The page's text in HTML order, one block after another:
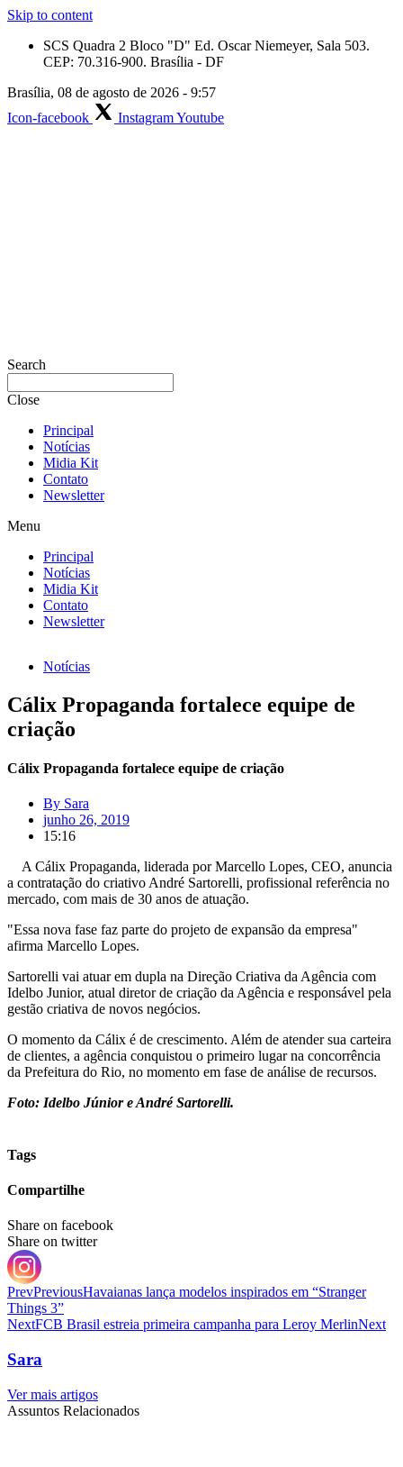
Skip to content
SCS Quadra 2 Bloco "D" Ed. Oscar Niemeyer, Sala 503.
CEP: 70.316-900. Brasília - DF
Brasília, 08 de agosto de 2026 - 9:57
Icon-facebook
InstagramYoutube
Search
Close
Principal
Notícias
Midia Kit
Contato
Newsletter
Menu
Principal
Notícias
Midia Kit
Contato
Newsletter
Notícias
Cálix Propaganda fortalece equipe de
criação
Cálix Propaganda fortalece equipe de criação
By Sara
junho 26, 2019
15:16
A Cálix Propaganda, liderada por Marcello Lopes, CEO, anuncia
a contratação do criativo André Sartorelli, profissional referência no
mercado, com mais de 30 anos de atuação.
"Essa nova fase faz parte do projeto de expansão da empresa"
afirma Marcello Lopes.
Sartorelli vai atuar em dupla na Direção Criativa da Agência com
Idelbo Junior, atual diretor de criação da Agência e responsável pela
gestão criativa de novos negócios.
O momento da Cálix é de crescimento. Além de atender sua carteira
de clientes, a agência conquistou o primeiro lugar na concorrência
da Prefeitura do Rio, no momento em fase de análise de recursos.
Foto: Idelbo Júnior e André Sartorelli.
Tags
Compartilhe
Share on facebook
Share on twitter
PrevPreviousHavaianas lança modelos inspirados em “Stranger
Things 3”
NextFCB Brasil estreia primeira campanha para Leroy MerlinNext
Sara
Ver mais artigos
Assuntos Relacionados